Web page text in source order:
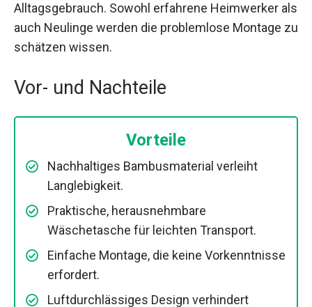
Alltagsgebrauch. Sowohl erfahrene Heimwerker als
auch Neulinge werden die problemlose Montage zu
schätzen wissen.
Vor- und Nachteile
Vorteile
Nachhaltiges Bambusmaterial verleiht
Langlebigkeit.
Praktische, herausnehmbare
Wäschetasche für leichten Transport.
Einfache Montage, die keine Vorkenntnisse
erfordert.
Luftdurchlässiges Design verhindert